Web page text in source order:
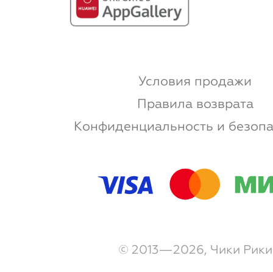
Условия продажи
Правила возврата
Конфиденциальность и
© 2013—2026, Чики Рики